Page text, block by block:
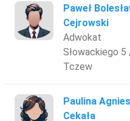
Paweł
Cejrowski
Adwokat
Słowackiego
Tczew
Paulina
Cekała